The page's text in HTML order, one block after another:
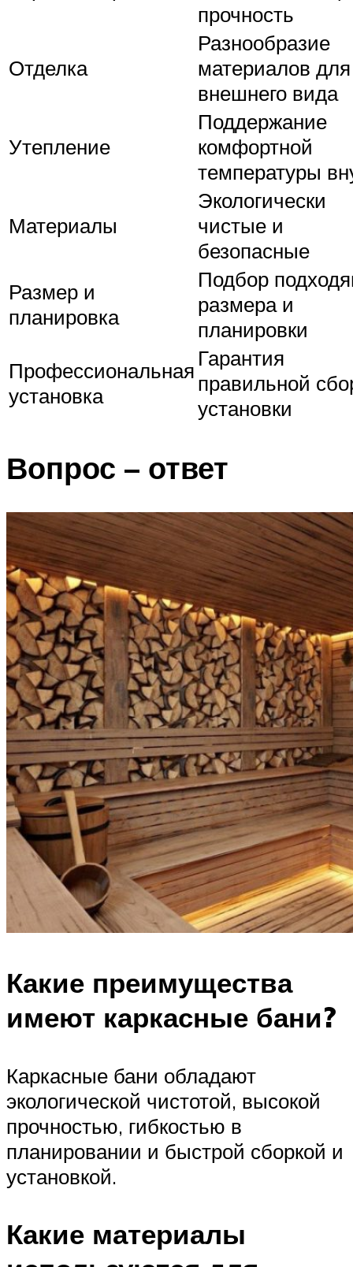
прочность
Отделка
Разнообразие
материалов для
внешнего вида
Утепление
Поддержание
комфортной
температуры
Материалы
Экологически
чистые и
безопасные
Размер и
планировка
Подбор
размера и
планировки
Профессиональная
установка
Гарантия
правильной
установки
Вопрос – ответ
Какие преимущества
имеют каркасные бани?
Каркасные бани обладают
экологической чистотой, высокой
прочностью, гибкостью в
планировании и быстрой сборкой и
установкой.
Какие материалы